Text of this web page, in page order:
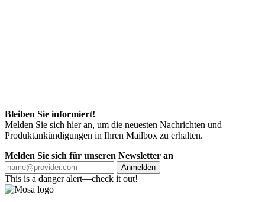
Bleiben Sie informiert!
Melden Sie sich hier an, um die neuesten Nachrichten und
Produktankündigungen in Ihren Mailbox zu erhalten.
Melden Sie sich für unseren Newsletter an
Anmelden
This is a danger alert—check it out!